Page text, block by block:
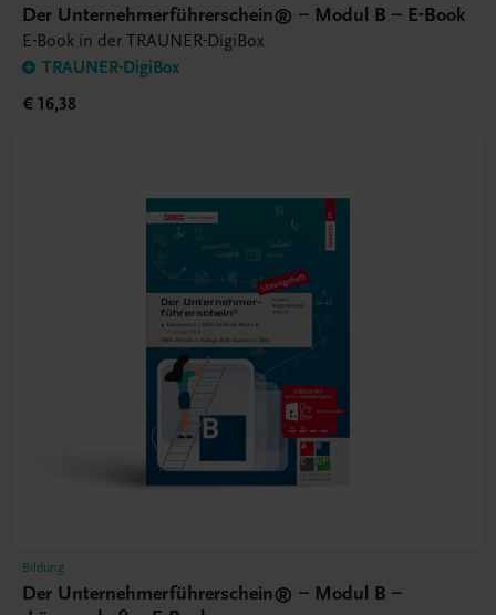
Der Unternehmerführerschein® – Modul B – E-Book
E-Book in der TRAUNER-DigiBox
TRAUNER-DigiBox
€ 16,38
Bildung
Der Unternehmerführerschein® – Modul B –